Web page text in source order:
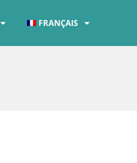
FRANÇAIS